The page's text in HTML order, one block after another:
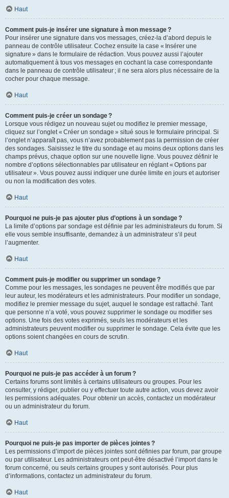
Haut
Comment puis-je insérer une signature à mon message ?
Pour insérer une signature dans vos messages, créez-la d’abord depuis le
panneau de contrôle utilisateur. Cochez ensuite la case « Insérer une
signature » dans le formulaire de rédaction. Vous pouvez aussi l’ajouter
automatiquement à tous vos messages en cochant la case correspondante
dans le panneau de contrôle utilisateur ; il ne sera alors plus nécessaire de la
cocher pour chaque message.
Haut
Comment puis-je créer un sondage ?
Lorsque vous rédigez un nouveau sujet ou modifiez le premier message,
cliquez sur l’onglet « Créer un sondage » situé sous le formulaire principal. Si
l’onglet n’apparaît pas, vous n’avez probablement pas la permission de créer
des sondages. Saisissez le titre du sondage et au moins deux options dans les
champs prévus, chaque option sur une nouvelle ligne. Vous pouvez définir le
nombre d’options sélectionnables par utilisateur en réglant « Options par
utilisateur ». Vous pouvez aussi indiquer une durée limite en jours et autoriser
ou non la modification des votes.
Haut
Pourquoi ne puis-je pas ajouter plus d’options à un sondage ?
La limite d’options par sondage est définie par les administrateurs du forum. Si
elle vous semble insuffisante, demandez à un administrateur s’il peut
l’augmenter.
Haut
Comment puis-je modifier ou supprimer un sondage ?
Comme pour les messages, les sondages ne peuvent être modifiés que par
leur auteur, les modérateurs et les administrateurs. Pour modifier un sondage,
modifiez le premier message du sujet, auquel le sondage est rattaché. Tant
que personne n’a voté, vous pouvez supprimer le sondage ou modifier ses
options. Une fois des votes exprimés, seuls les modérateurs et les
administrateurs peuvent modifier ou supprimer le sondage. Cela évite que les
options soient changées en cours de scrutin.
Haut
Pourquoi ne puis-je pas accéder à un forum ?
Certains forums sont limités à certains utilisateurs ou groupes. Pour les
consulter, y rédiger, publier ou y effectuer toute autre action, vous devez avoir
les permissions adéquates. Pour obtenir un accès, contactez un modérateur
ou un administrateur du forum.
Haut
Pourquoi ne puis-je pas importer de pièces jointes ?
Les permissions d’import de pièces jointes sont définies par forum, par groupe
ou par utilisateur. Les administrateurs ont peut-être désactivé l’import dans le
forum concerné, ou seuls certains groupes y sont autorisés. Pour plus
d’informations, contactez un administrateur du forum.
Haut